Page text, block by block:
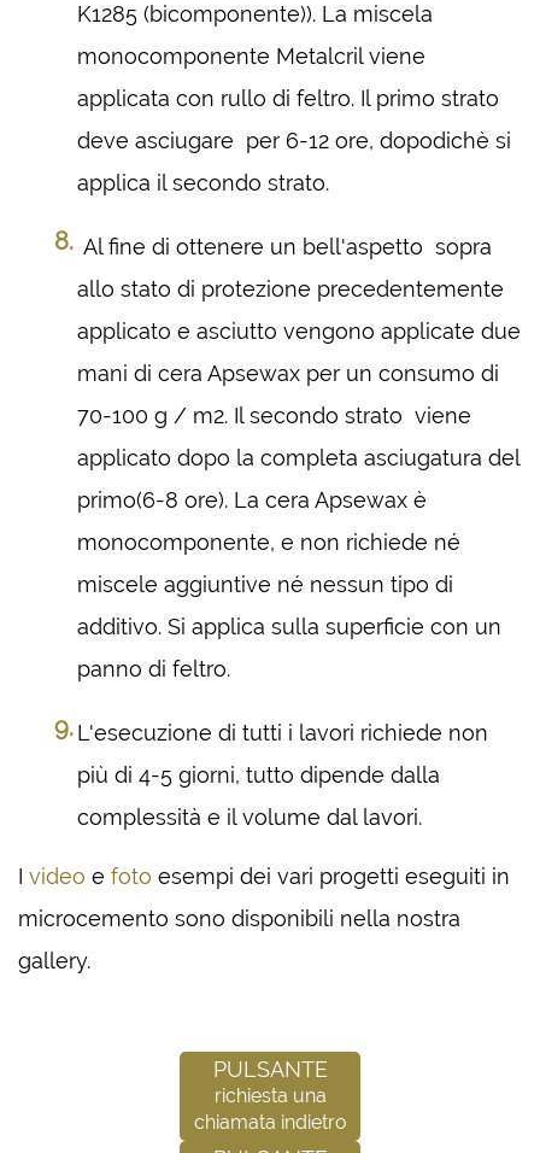
K1285 (bicomponente)). La miscela
monocomponente Metalcril viene
applicata con rullo di feltro. Il primo strato
deve asciugare per 6-12 ore, dopodichè si
applica il secondo strato.
Al fine di ottenere un bell'aspetto sopra
allo stato di protezione precedentemente
applicato e asciutto vengono applicate due
mani di cera Apsewax per un consumo di
70-100 g / m2. Il secondo strato viene
applicato dopo la completa asciugatura del
primo(6-8 ore). La cera Apsewax è
monocomponente, e non richiede né
miscele aggiuntive né nessun tipo di
additivo. Si applica sulla superficie con un
panno di feltro.
L'esecuzione di tutti i lavori richiede non
più di 4-5 giorni, tutto dipende dalla
complessità e il volume dal lavori.
I video e foto esempi dei vari progetti eseguiti in
microcemento sono disponibili nella nostra
gallery.
Pulsante
richiesta una
chiamata indietro